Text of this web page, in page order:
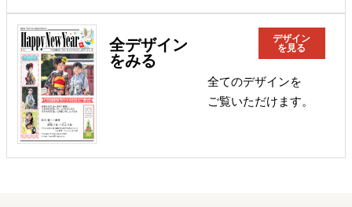
全デザイン
をみる
デザイン
を見る
全てのデザインを
ご覧いただけます。